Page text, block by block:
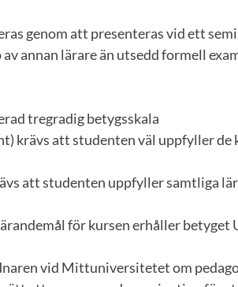
genom att presenteras vid ett
annan lärare än utsedd formell
tregradig betygsskala
krävs att studenten väl uppfyller de
att studenten uppfyller samtliga
för kursen erhåller betyget
vid Mittuniversitetet om